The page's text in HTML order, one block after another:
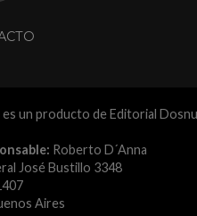
un producto de Editorial
Roberto D´Anna
José Bustillo 3348
Aires